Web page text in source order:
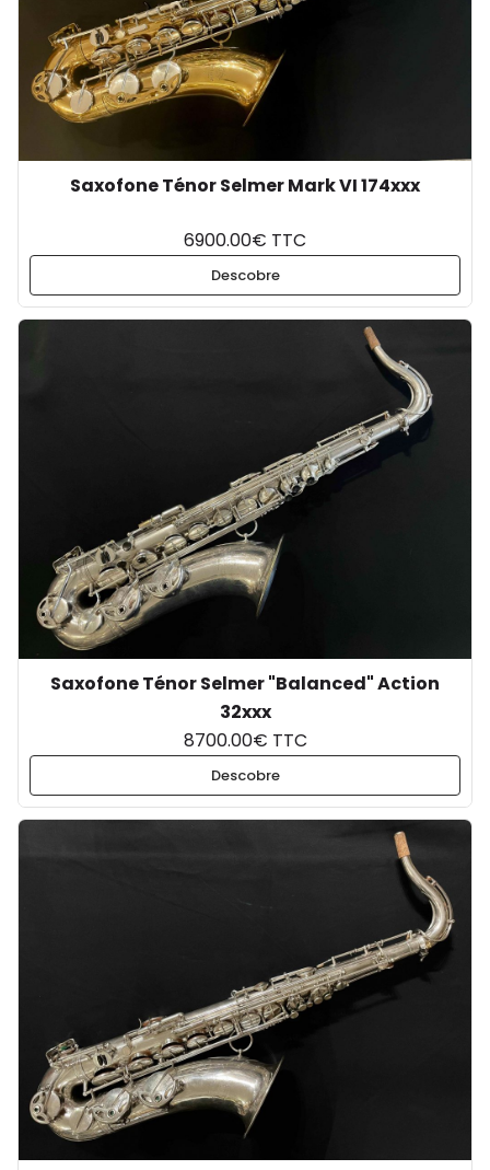
Saxofone Ténor Selmer Mark VI 174xxx
6900.00€ TTC
Descobre
Saxofone Ténor Selmer "Balanced" Action
32xxx
8700.00€ TTC
Descobre